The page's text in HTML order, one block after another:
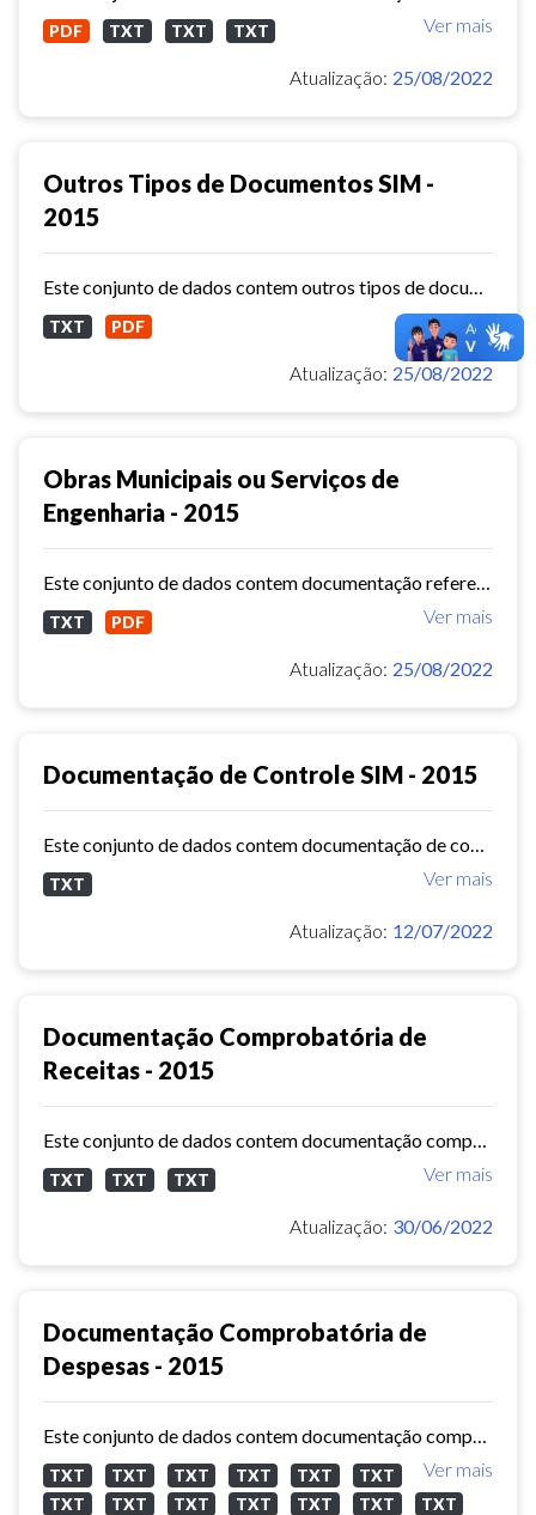
Ver mais
PDF TXT TXT TXT
Atualização: 25/08/2022
Outros Tipos de Documentos SIM -
2015
Ver mais
TXT PDF
Atualização: 25/08/2022
Obras Municipais ou Serviços de
Engenharia - 2015
Ver mais
TXT PDF
Atualização: 25/08/2022
Documentação de Controle SIM - 2015
Ver mais
TXT
Atualização: 12/07/2022
Documentação Comprobatória de
Receitas - 2015
Ver mais
TXT TXT TXT
Atualização: 30/06/2022
Documentação Comprobatória de
Despesas - 2015
Ver mais
TXT TXT TXT TXT TXT
TXT
TXT
TXT TXT TXT TXT TXT TXT